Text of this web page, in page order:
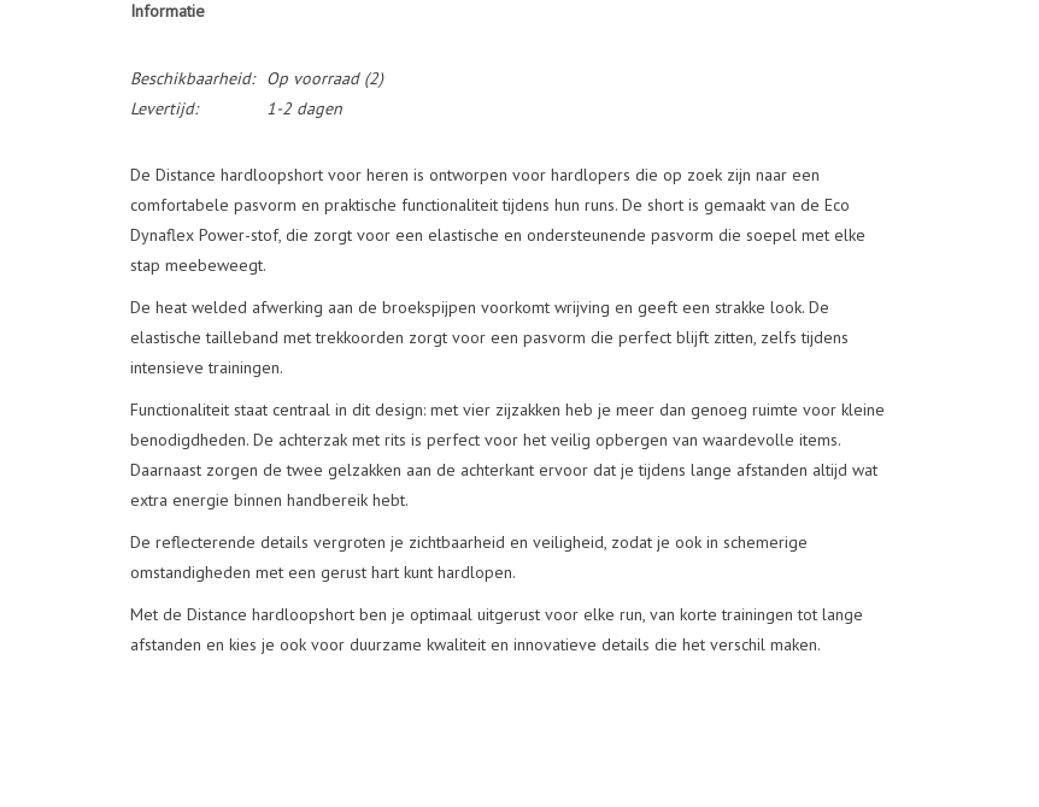
Informatie
Beschikbaarheid: Op voorraad(2)
Levertijd:
1-2 dagen
De Distance hardloopshort voor heren is ontworpen voor hardlopers die op zoek zijn naar een
comfortabele pasvorm en praktische functionaliteit tijdens hun runs. De short is gemaakt van de Eco
Dynaflex Power-stof, die zorgt voor een elastische en ondersteunende pasvorm die soepel met elke
stap meebeweegt.
De heat welded afwerking aan de broekspijpen voorkomt wrijving en geeft een strakke look. De
elastische tailleband met trekkoorden zorgt voor een pasvorm die perfect blijft zitten, zelfs tijdens
intensieve trainingen.
Functionaliteit staat centraal in dit design: met vier zijzakken heb je meer dan genoeg ruimte voor kleine
benodigdheden. De achterzak met rits is perfect voor het veilig opbergen van waardevolle items.
Daarnaast zorgen de twee gelzakken aan de achterkant ervoor dat je tijdens lange afstanden altijd wat
extra energie binnen handbereik hebt.
De reflecterende details vergroten je zichtbaarheid en veiligheid, zodat je ook in schemerige
omstandigheden met een gerust hart kunt hardlopen.
Met de Distance hardloopshort ben je optimaal uitgerust voor elke run, van korte trainingen tot lange
afstanden en kies je ook voor duurzame kwaliteit en innovatieve details die het verschil maken.